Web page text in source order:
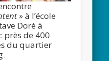
»à l’école
Doré à
près de 400
du quartier